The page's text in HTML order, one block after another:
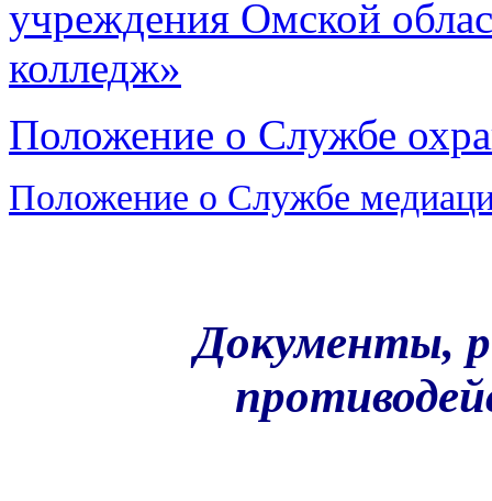
учреждения Омской
колледж»
Положение о Службе
Положение о Службе
Документы,